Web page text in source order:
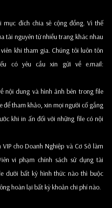
mục đích chia sẻ cộng đồng. Vì thế
tài nguyên từ nhiều trang khác nhau
khi tham gia. Chúng tôi luôn tôn
có yêu cầu xin gửi về e.mail:
nội dung và hình ảnh bên trong file
để tham khảo, xin mọi người cố gắng
khi in ấn đối với những file có nội
cho Doanh Nghiệp và Cơ Sở làm
vi phạm chính sách sử dụng tài
dưới bất kỳ hình thức nào thì buộc
hoàn lại bất kỳ khoản chi phí nào.